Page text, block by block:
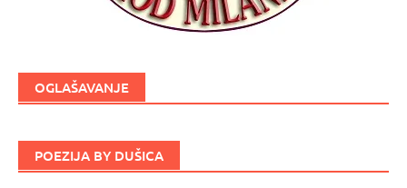
OGLAŠAVANJE
POEZIJA BY DUŠICA